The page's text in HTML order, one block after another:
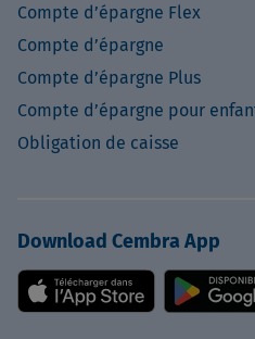
Compte d’épargne Flex
Compte d’épargne
Compte d’épargne Plus
Compte d’épargne pour
Obligation de caisse
Download Cembra App